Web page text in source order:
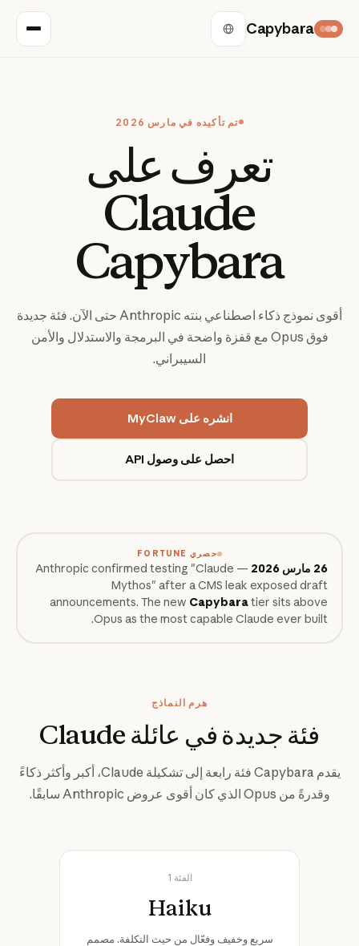
Capybara
تم تأكيده في مارس 2026
تعرف على
Claude
Capybara
أقوى نموذج ذكاء اصطناعي بنته Anthropic حتى الآن. فئة جديدة
فوق Opus مع قفزة واضحة في البرمجة والاستدلال والأمن
السيبراني.
انشره على MyClaw
احصل على وصول API
حصري FORTUNE
26 مارس 2026
— Anthropic confirmed testing "Claude
Mythos" after a CMS leak exposed draft
announcements. The new Capybaratier sits above
Opus as the most capable Claude ever built.
هرم النماذج
فئة جديدة في عائلة Claude
يقدم Capybara فئة رابعة إلى تشكيلة Claude، أكبر وأكثر ذكاءً
وقدرةً من Opus الذي كان أقوى عروض Anthropic سابقًا.
الفئة 1
Haiku
سريع وخفيف وفعّال من حيث التكلفة. مصمم